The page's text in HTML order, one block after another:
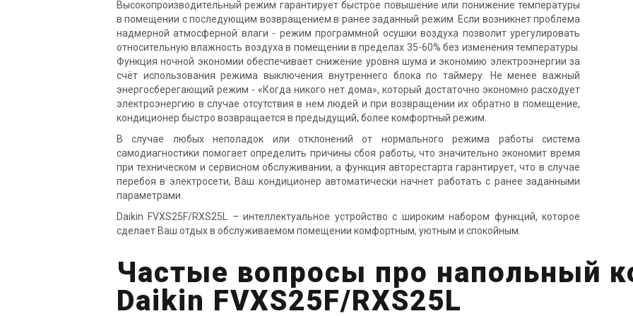
Высокопроизводительный режим гарантирует быстрое повышение или понижение температуры
в помещении с последующим возвращением в ранее заданный режим. Если возникнет проблема
надмерной атмосферной влаги - режим программной осушки воздуха позволит урегулировать
относительную влажность воздуха в помещении в пределах 35-60% без изменения температуры.
Функция ночной экономии обеспечивает снижение уровня шума и экономию электроэнергии за
счёт использования режима выключения внутреннего блока по таймеру. Не менее важный
энергосберегающий режим - «Когда никого нет дома», который достаточно экономно расходует
электроэнергию в случае отсутствия в нем людей и при возвращении их обратно в помещение,
кондиционер быстро возвращается в предыдущий, более комфортный режим.
В случае любых неполадок или отклонений от нормального режима работы система
самодиагностики помогает определить причины сбоя работы, что значительно экономит время
при техническом и сервисном обслуживании, а функция авторестарта гарантирует, что в случае
перебоя в электросети, Ваш кондиционер автоматически начнет работать с ранее заданными
параметрами.
Daikin FVXS25F/RXS25L – интеллектуальное устройство с широким набором функций, которое
сделает Ваш отдых в обслуживаемом помещении комфортным, уютным и спокойным.
Частые вопросы про напольный
Daikin FVXS25F/RXS25L